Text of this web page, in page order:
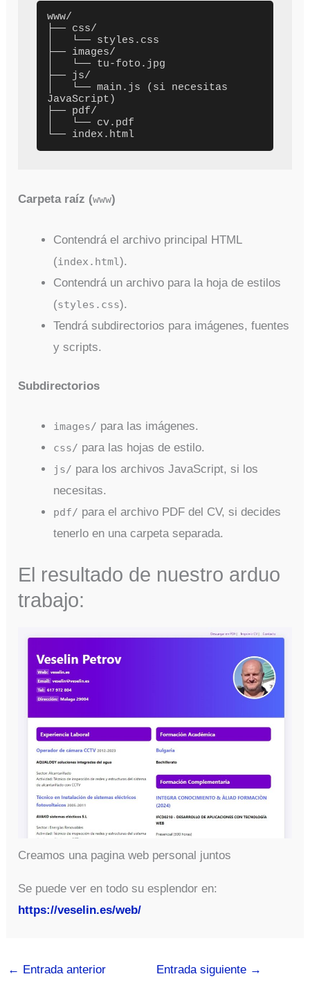
www/
├── css/
│   └── styles.css
├── images/
│   └── tu-foto.jpg
├── js/
│   └── main.js (si necesitas
JavaScript)
├── pdf/
│   └── cv.pdf
Carpeta raíz (www)
Contendrá el archivo principal HTML
(index.html).
Contendrá un archivo para la hoja de estilos
(styles.css).
Tendrá subdirectorios para imágenes, fuentes
y scripts.
Subdirectorios
images/ para las imágenes.
css/ para las hojas de estilo.
js/ para los archivos JavaScript, si los
necesitas.
pdf/ para el archivo PDF del CV, si decides
tenerlo en una carpeta separada.
El resultado de nuestro arduo
trabajo:
Creamos una pagina web personal juntos
Se puede ver en todo su esplendor en:
https://veselin.es/web/
← Entrada anterior Entrada siguiente →